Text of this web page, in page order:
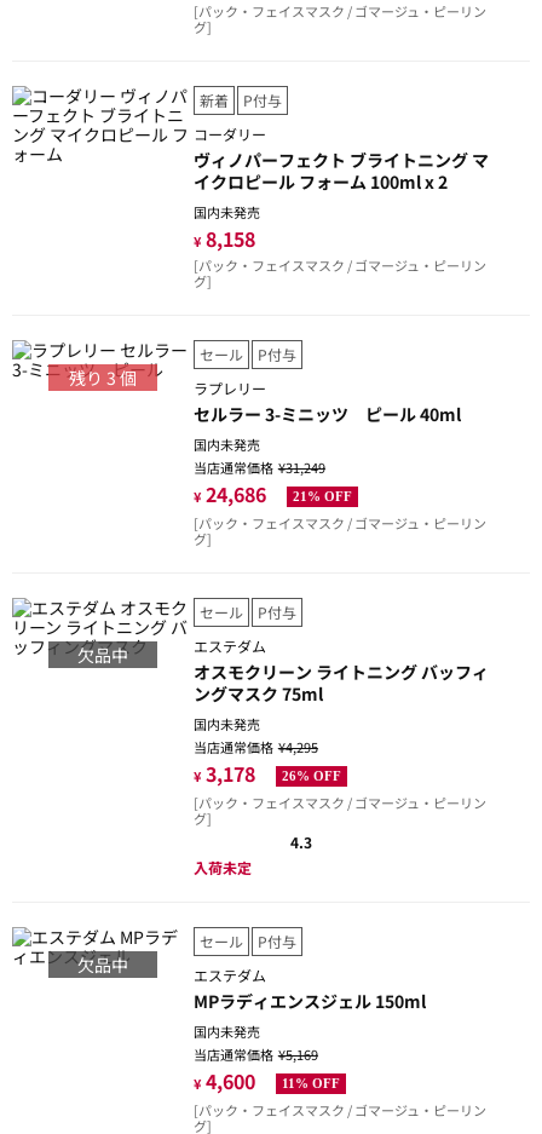
[パック・フェイスマスク / ゴマージュ・ピーリン
グ]
新着
P付与
コーダリー
ヴィノパーフェクト ブライトニング マ
イクロピール フォーム 100ml x 2
国内未発売
¥ 8,158
[パック・フェイスマスク / ゴマージュ・ピーリン
グ]
残り 3個
セール
P付与
ラプレリー
セルラー 3-ミニッツ ピール 40ml
国内未発売
当店通常価格¥31,249
¥ 24,686 21% OFF
[パック・フェイスマスク / ゴマージュ・ピーリン
グ]
欠品中
セール
P付与
エステダム
オスモクリーン ライトニング バッフィ
ングマスク 75ml
国内未発売
当店通常価格¥4,295
¥ 3,178 26% OFF
[パック・フェイスマスク / ゴマージュ・ピーリン
グ]
4.3
入荷未定
欠品中
セール
P付与
エステダム
MPラディエンスジェル 150ml
国内未発売
当店通常価格¥5,169
¥ 4,600 11% OFF
[パック・フェイスマスク / ゴマージュ・ピーリン
グ]